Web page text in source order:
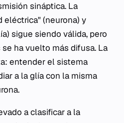
sináptica. La
(neurona) y
sigue siendo válida, pero
ha vuelto más difusa. La
entender el sistema
a la glía con la misma
a clasificar a la